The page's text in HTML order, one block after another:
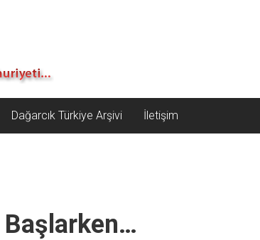
Dağarcık Türkiye Arşivi İletişim